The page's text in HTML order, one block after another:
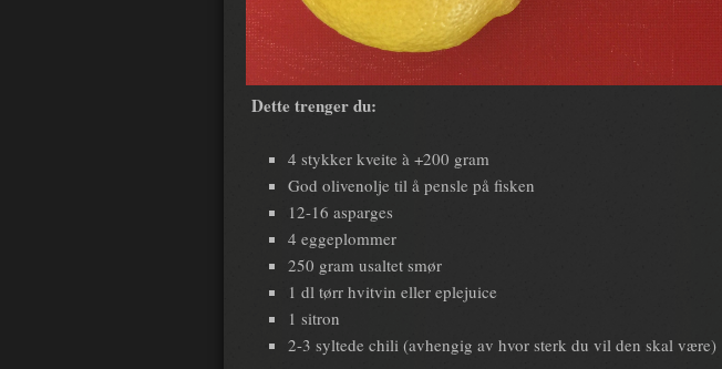
Dette trenger du:
4 stykker kveite à +200 gram
God olivenolje til å pensle på fisken
12-16 asparges
4 eggeplommer
250 gram usaltet smør
1 dl tørr hvitvin eller eplejuice
1 sitron
2-3 syltede chili (avhengig av hvor sterk du vil den skal være)